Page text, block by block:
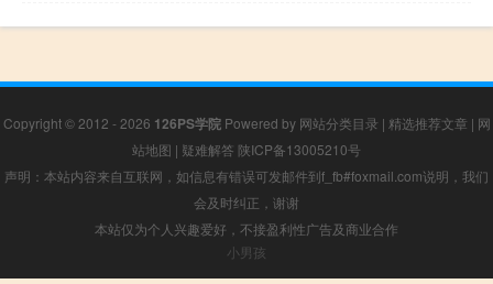
Copyright © 2012 - 2026 126PS学院Powered by 网站分类目录 | 精选推荐文章 | 网
站地图 | 疑难解答 陕ICP备13005210号
声明：本站内容来自互联网，如信息有错误可发邮件到f_fb#foxmail.com说明，我们
会及时纠正，谢谢
本站仅为个人兴趣爱好，不接盈利性广告及商业合作
小男孩